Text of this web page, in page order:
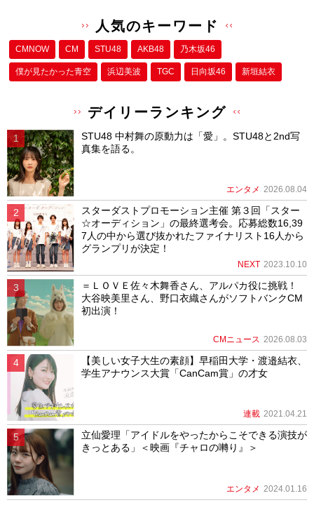
人気のキーワード
CMNOW CM STU48 AKB48 乃木坂46
僕が⾒たかった⻘空 浜辺美波 TGC 日向坂46 新垣結衣
デイリーランキング
STU48 中村舞の原動力は「愛」。STU48と2nd写
真集を語る。
エンタメ 2026.08.04
スターダストプロモーション主催 第３回「スター
☆オーディション」の最終選考会。応募総数16,39
7人の中から選び抜かれたファイナリスト16人から
グランプリが決定！
NEXT 2023.10.10
＝ＬＯＶＥ佐々木舞香さん、アルパカ役に挑戦！
大谷映美里さん、野口衣織さんがソフトバンクCM
初出演！
CMニュース 2026.08.03
【美しい女子大生の素顔】早稲田大学・渡邉結衣、
学生アナウンス大賞「CanCam賞」の才女
連載 2021.04.21
立仙愛理「アイドルをやったからこそできる演技が
きっとある」＜映画『チャロの囀り』＞
エンタメ 2024.01.16